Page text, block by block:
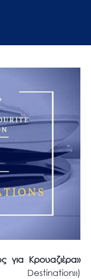
για Κρουαζιέρα»
Destination»)